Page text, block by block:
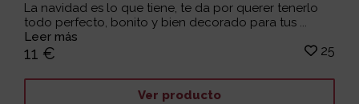
La navidad es lo que tiene, te da por querer tenerlo
todo perfecto, bonito y bien decorado para tus ...
Leer más
11 € 25
Ver producto